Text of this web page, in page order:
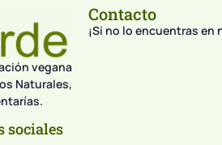
vegana
Naturales,
sociales
Contacto
¡Si no lo encuentras